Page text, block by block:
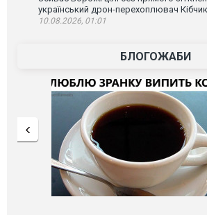
український дрон-перехоплювач
10.08.2026, 01:01
БЛОГОЖАБИ